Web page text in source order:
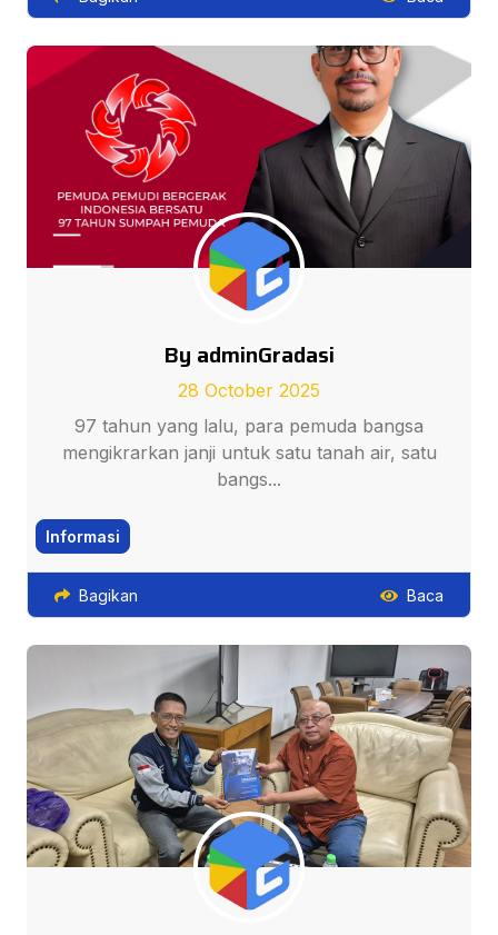
By adminGradasi
28 October 2025
97 tahun yang lalu, para pemuda bangsa
mengikrarkan janji untuk satu tanah air, satu
bangs...
Informasi
Bagikan Baca